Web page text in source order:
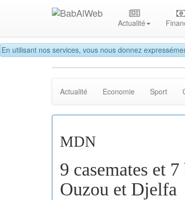
En utilisant nos services, vous nous donnez
Actualité
Actualité Economie Sport
MDN
9 casemates et
Ouzou et Djelfa